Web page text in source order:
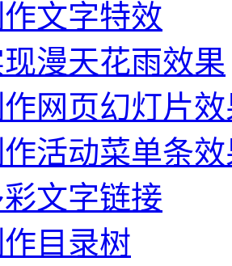
文字特效
漫天花雨效果
网页幻灯片
活动菜单条
文字链接
目录树